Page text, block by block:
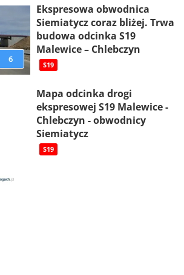
6
Ekspresowa obwodnica
Siemiatycz coraz bliżej. Trwa
budowa odcinka S19
Malewice – Chlebczyn
S19
Mapa odcinka drogi
ekspresowej S19 Malewice -
Chlebczyn - obwodnicy
Siemiatycz
S19